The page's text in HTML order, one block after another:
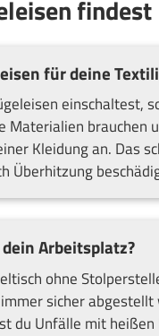
findest
für deine
einschaltest,
Materialien brauchen
Kleidung an. Das
Überhitzung
Arbeitsplatz?
ohne
sicher
du Unfälle mit